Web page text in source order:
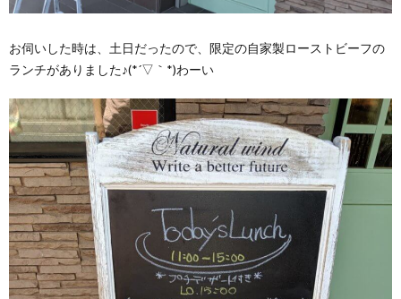
お伺いした時は、土日だったので、限定の自家製ローストビーフの
ランチがありました♪(*´▽｀*)わーい